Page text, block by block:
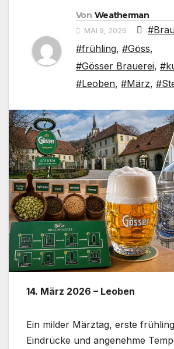
Von Weatherman
MAI 9, 2026
#frühling, #Göss,
#Gösser Brauerei,
#Leoben, #März,
14. März 2026 – Leoben
Ein milder Märztag, erste
Eindrücke und angenehme